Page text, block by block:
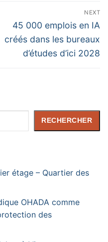
NEXT
Next
post:
45 000 emplois en IA
créés dans les bureaux
d’études d’ici 2028
RECHERCHER
étage – Quartier des
OHADA comme
des